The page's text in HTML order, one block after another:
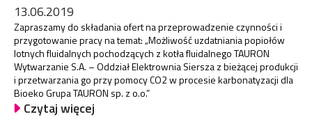
13.06.2019
Zapraszamy do składania ofert na przeprowadzenie czynności i
przygotowanie pracy na temat: „Możliwość uzdatniania popiołów
lotnych fluidalnych pochodzących z kotła fluidalnego TAURON
Wytwarzanie S.A. – Oddział Elektrownia Siersza z bieżącej produkcji
i przetwarzania go przy pomocy CO2 w procesie karbonatyzacji dla
Bioeko Grupa TAURON sp. z o.o.”
Czytaj więcej